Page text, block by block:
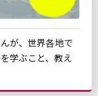
が、世界各地で
学ぶこと、教え